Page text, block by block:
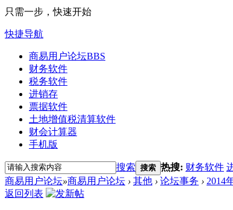
只需一步，快速开始
快捷导航
商易用户论坛BBS
财务软件
税务软件
进销存
票据软件
土地增值税清算软件
财会计算器
手机版
搜索 搜索 热搜: 财务软件
商易用户论坛»商易用户论坛 › 其他 › 论坛事务 › 2014
返回列表